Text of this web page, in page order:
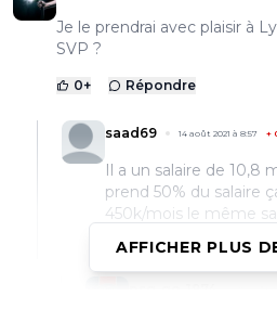
Je le prendrai avec plaisir à
SVP ?
0+ Répondre
saad69 14 août 2021 à 8:57 +
Il a un salaire de 10,8
prend 50% du salaire
450k/mois le même
0+ Répondre
AFFICHER PLUS